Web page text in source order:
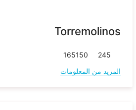
Torremolinos
245
150
165
المزيد من المعلومات